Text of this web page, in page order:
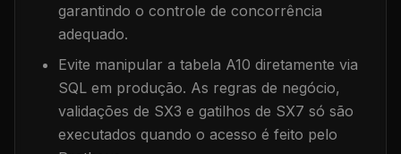
garantindo o controle de concorrência
adequado.
Evite manipular a tabela A10 diretamente via
SQL em produção. As regras de negócio,
validações de SX3 e gatilhos de SX7 só são
executados quando o acesso é feito pelo